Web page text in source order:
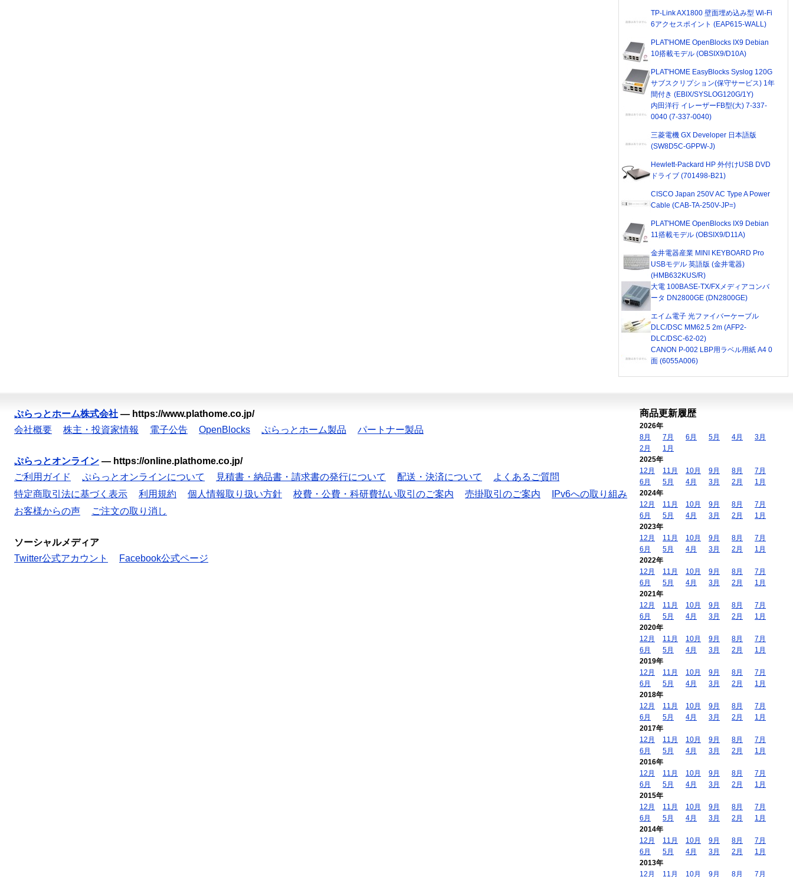
TP-Link AX1800 壁面埋め込み型 Wi-Fi
6アクセスポイント (EAP615-WALL)
PLAT'HOME OpenBlocks IX9 Debian
10搭載モデル (OBSIX9/D10A)
PLAT'HOME EasyBlocks Syslog 120G
サブスクリプション(保守サービス) 1年
間付き (EBIX/SYSLOG120G/1Y)
内田洋行 イレーザーFB型(大) 7-337-
0040 (7-337-0040)
三菱電機 GX Developer 日本語版
(SW8D5C-GPPW-J)
Hewlett-Packard HP 外付けUSB DVD
ドライブ (701498-B21)
CISCO Japan 250V AC Type A Power
Cable (CAB-TA-250V-JP=)
PLAT'HOME OpenBlocks IX9 Debian
11搭載モデル (OBSIX9/D11A)
金井電器産業 MINI KEYBOARD Pro
USBモデル 英語版 (金井電器)
(HMB632KUS/R)
大電 100BASE-TX/FXメディアコンバ
ータ DN2800GE (DN2800GE)
エイム電子 光ファイバーケーブル
DLC/DSC MM62.5 2m (AFP2-
DLC/DSC-62-02)
CANON P-002 LBP用ラベル用紙 A4 0
面 (6055A006)
ぷらっとホーム株式会社 — https://www.plathome.co.jp/
会社概要
株主・投資家情報 電子公告 OpenBlocks ぷらっとホーム製品 パートナー製品
ぷらっとオンライン — https://online.plathome.co.jp/
ご利用ガイド
ぷらっとオンラインについて 見積書・納品書・請求書の発行について 配送・決済について
よくあるご質問
特定商取引法に基づく表示
利用規約 個人情報取り扱い方針 校費・公費・科研費払い取引のご案内 売掛取引のご案内
IPv6への取り組み
お客様からの声
ご注文の取り消し
ソーシャルメディア
Twitter公式アカウント
Facebook公式ページ
商品更新履歴
2026年
8月
7月 6月 5月 4月
3月
2月
1月
2025年
12月
11月 10月 9月 8月
7月
6月
5月 4月 3月 2月
1月
2024年
12月
11月 10月 9月 8月
7月
6月
5月 4月 3月 2月
1月
2023年
12月
11月 10月 9月 8月
7月
6月
5月 4月 3月 2月
1月
2022年
12月
11月 10月 9月 8月
7月
6月
5月 4月 3月 2月
1月
2021年
12月
11月 10月 9月 8月
7月
6月
5月 4月 3月 2月
1月
2020年
12月
11月 10月 9月 8月
7月
6月
5月 4月 3月 2月
1月
2019年
12月
11月 10月 9月 8月
7月
6月
5月 4月 3月 2月
1月
2018年
12月
11月 10月 9月 8月
7月
6月
5月 4月 3月 2月
1月
2017年
12月
11月 10月 9月 8月
7月
6月
5月 4月 3月 2月
1月
2016年
12月
11月 10月 9月 8月
7月
6月
5月 4月 3月 2月
1月
2015年
12月
11月 10月 9月 8月
7月
6月
5月 4月 3月 2月
1月
2014年
12月
11月 10月 9月 8月
7月
6月
5月 4月 3月 2月
1月
2013年
12月
11月 10月 9月 8月 7月